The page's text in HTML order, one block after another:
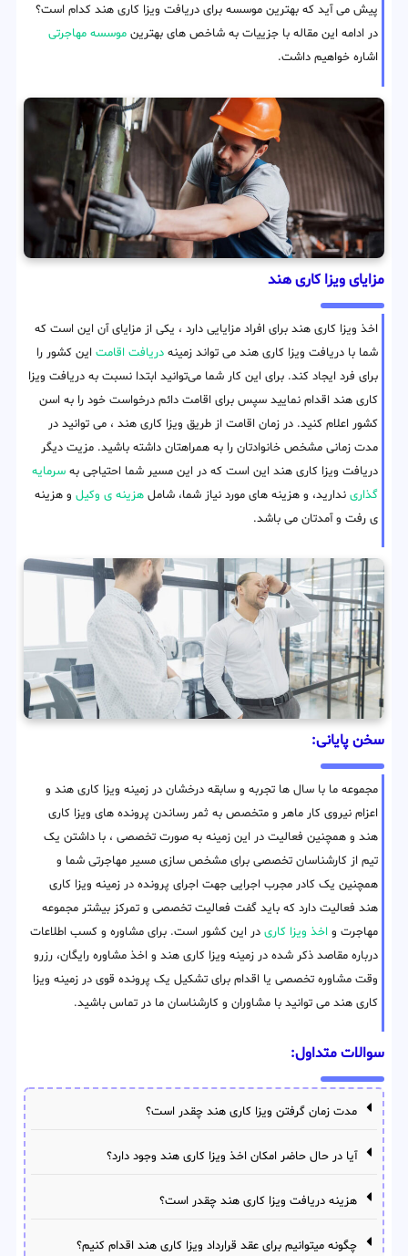
پیش می آید که بهترین موسسه برای دریافت ویزا کاری هند کدام است؟
در ادامه این مقاله با جزییات به شاخص های بهترین موسسه مهاجرتی
اشاره خواهیم داشت.
مزایای ویزا کاری هند
اخذ ویزا کاری هند برای افراد مزایایی دارد ، یکی از مزایای آن این است که
شما با دریافت ویزا کاری هند می تواند زمینه دریافت اقامت این کشور را
برای فرد ایجاد کند. برای این کار شما می‌توانید ابتدا نسبت به دریافت ویزا
کاری هند اقدام نمایید سپس برای اقامت دائم درخواست خود را به اسن
کشور اعلام کنید. در زمان اقامت از طریق ویزا کاری هند ، می توانید در
مدت زمانی مشخص خانوادتان را به همراهتان داشته باشید. مزیت دیگر
دریافت ویزا کاری هند این است که در این مسیر شما احتیاجی به سرمایه
گذاری ندارید، و هزینه های مورد نیاز شما، شامل هزینه ی وکیل و هزینه
ی رفت و آمدتان می باشد.
سخن پایانی:
مجموعه ما با سال ها تجربه و سابقه درخشان در زمینه ویزا کاری هند و
اعزام نیروی کار ماهر و متخصص به ثمر رساندن پرونده های ویزا کاری
هند و همچنین فعالیت در این زمینه به صورت تخصصی ، با داشتن یک
تیم از کارشناسان تخصصی برای مشخص سازی مسیر مهاجرتی شما و
همچنین یک کادر مجرب اجرایی جهت اجرای پرونده در زمینه ویزا کاری
هند فعالیت دارد که باید گفت فعالیت تخصصی و تمرکز بیشتر مجموعه
مهاجرت و اخذ ویزا کاری در این کشور است. برای مشاوره و کسب اطلاعات
درباره مقاصد ذکر شده در زمینه ویزا کاری هند و اخذ مشاوره رایگان، رزرو
وقت مشاوره تخصصی یا اقدام برای تشکیل یک پرونده قوی در زمینه ویزا
کاری هند می توانید با مشاوران و کارشناسان ما در تماس باشید.
سوالات متداول:
مدت زمان گرفتن ویزا کاری هند چقدر است؟
آیا در حال حاضر امکان اخذ ویزا کاری هند وجود دارد؟
هزینه دریافت ویزا کاری هند چقدر است؟
چگونه میتوانیم برای عقد قرارداد ویزا کاری هند اقدام کنیم؟